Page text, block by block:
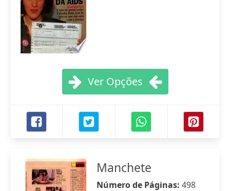
Ver Opções
Manchete
Número de Páginas: 498